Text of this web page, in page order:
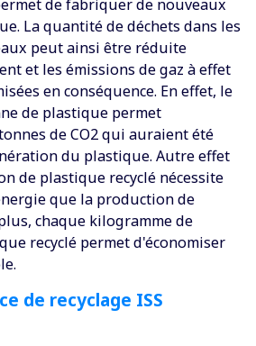
de fabriquer de nouveaux
La quantité de déchets dans les
peut ainsi être réduite
et les émissions de gaz à effet
en conséquence. En effet, le
de plastique permet
de CO2 qui auraient été
du plastique. Autre effet
de plastique recyclé nécessite
que la production de
chaque kilogramme de
recyclé permet d'économiser
de recyclage ISS